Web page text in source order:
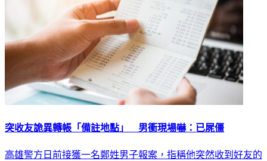
突收友詭異轉帳「備註地點」 男衝現場嚇：已屍僵
高雄警方日前接獲一名鄭姓男子報案，指稱他突然收到好友的